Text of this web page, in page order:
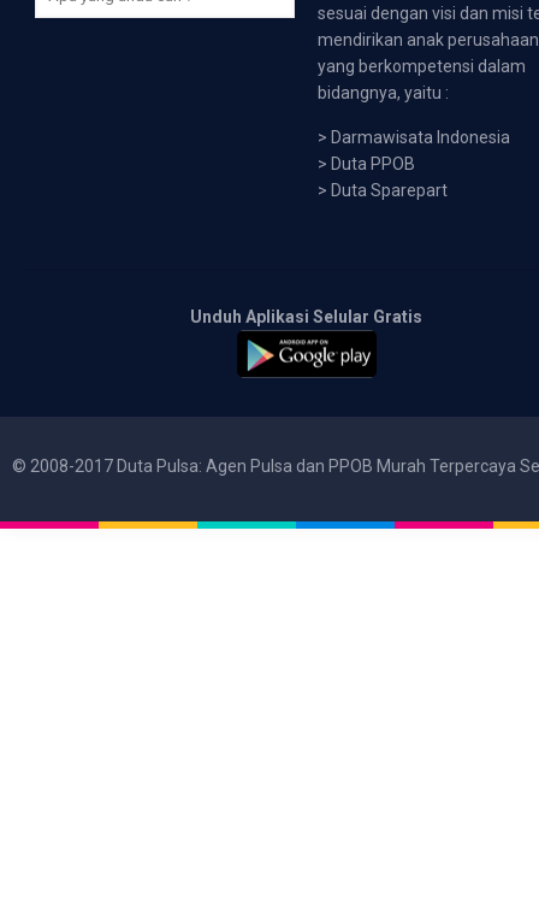
sesuai dengan visi dan misi
mendirikan anak perusahaan
yang berkompetensi dalam
bidangnya, yaitu :
> Darmawisata Indonesia
> Duta PPOB
> Duta Sparepart
Unduh Aplikasi Selular Gratis
© 2008-2017 Duta Pulsa: Agen Pulsa dan PPOB Murah Terpercaya